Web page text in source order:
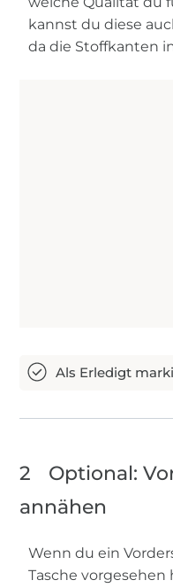
kannst du diese
da die Stoffkanten
2
Optional:
annähen
Wenn du ein
Tasche vorgesehen